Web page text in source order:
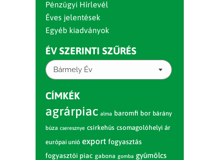
Pénzügyi Hírlevél
Éves jelentések
Egyéb kiadványok
ÉV SZERINTI SZŰRÉS
Bármely Év
CÍMKÉK
agrárpiac alma baromfi bor bárány
búza cseresznye csirkehús csomagolóhelyi ár
európai unió export fogyasztás
fogyasztói piac gabona gomba gyümölcs